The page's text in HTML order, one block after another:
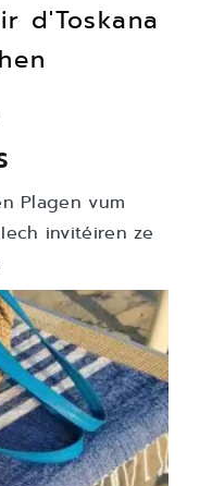
d'Toskana
Plagen vum
invitéiren ze